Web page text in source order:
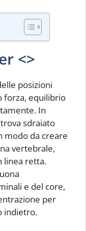
<>
posizioni
forza, equilibrio
In
sdraiato
modo da creare
vertebrale,
linea retta.
e del core,
per
indietro.